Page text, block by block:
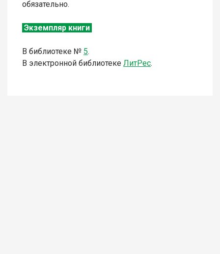
обязательно.
Экземпляр книги
В библиотеке № 5.
В электронной библиотеке ЛитРес.